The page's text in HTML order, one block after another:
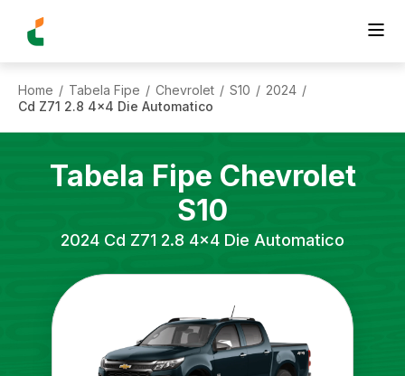
Home / Tabela Fipe / Chevrolet / S10 / 2024 /
Cd Z71 2.8 4x4 Die Automatico
Tabela Fipe Chevrolet
S10
2024 Cd Z71 2.8 4x4 Die Automatico